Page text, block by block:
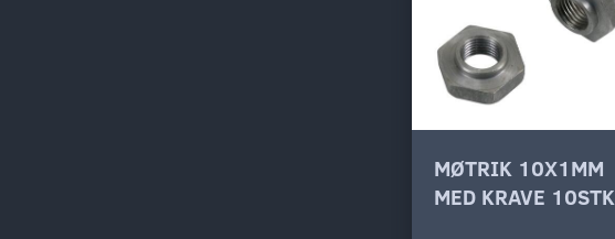
MØTRIK 10X1MM
MED KRAVE 10STK